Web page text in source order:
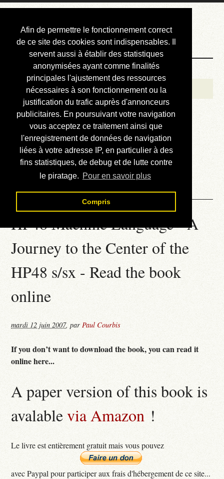
Afin de permettre le fonctionnement correct
de ce site des cookies sont indispensables. Il
servent aussi à établir des statistiques
anonymisées ayant comme finalités
principales l'ajustement des ressources
nécessaires à son fonctionnement ou la
justification du trafic auprès d'annonceurs
publicitaires. En poursuivant votre navigation
vous acceptez ce traitement ainsi que
l'enregistrement de données de navigation
liées à votre adresse IP, en particulier à des
fins statistiques, de debug et de lutte contre
le piratage. Pour en savoir plus
Compris
Courbis, « LE »
Blog Officiel
Bienvenue
Réalisations
Divers (et d’été)
Annonces
Liens externes
Téléchargement
Contact
HP48 Machine Language - A
Journey to the Center of the
HP48 s/sx - Read the book
online
mardi 12 juin 2007,parPaul Courbis
If you don’t want to download the book, you can read it
online here...
A paper version of this book is
avalablevia Amazon !
Le livre est entièrement gratuit mais vous pouvez
avec Paypal pour participer aux frais d'hébergement de ce site...